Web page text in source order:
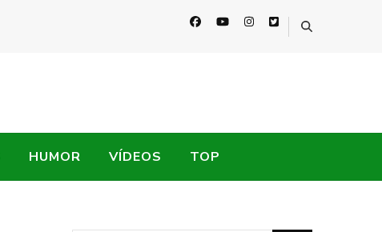
HUMOR VÍDEOS TOP